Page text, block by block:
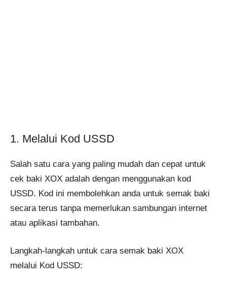
1. Melalui Kod USSD
Salah satu cara yang paling mudah dan cepat untuk
cek baki XOX adalah dengan menggunakan kod
USSD. Kod ini membolehkan anda untuk semak baki
secara terus tanpa memerlukan sambungan internet
atau aplikasi tambahan.
Langkah-langkah untuk cara semak baki XOX
melalui Kod USSD: